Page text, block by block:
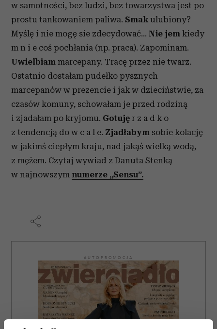
w samotności, bez ludzi, bez towarzystwa jest po
prostu tankowaniem paliwa. Smak ulubiony?
Myślę i nie mogę sie zdecydować... Nie jem kiedy
m n i e coś pochłania (np. praca). Zapominam.
Uwielbiam marcepany. Tracę przez nie twarz.
Ostatnio dostałam pudełko pysznych
marcepanów w prezencie i jak w dzieciństwie, za
czasów komuny, schowałam je przed rodziną
i zjadałam po kryjomu. Gotuję r z a d k o
z tendencją do w c a l e. Zjadłabym sobie kolację
w jakimś ciepłym kraju, nad jakąś wielką wodą,
z mężem. Czytaj wywiad z Danuta Stenką
w najnowszym numerze „Sensu”.
AUTOPROMOCJA